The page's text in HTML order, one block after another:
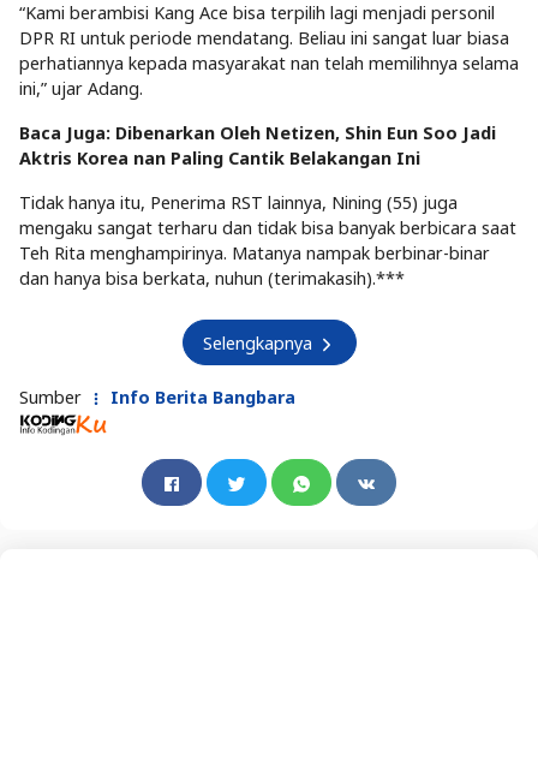
“Kami berambisi Kang Ace bisa terpilih lagi menjadi personil
DPR RI untuk periode mendatang. Beliau ini sangat luar biasa
perhatiannya kepada masyarakat nan telah memilihnya selama
ini,” ujar Adang.
Baca Juga: Dibenarkan Oleh Netizen, Shin Eun Soo Jadi
Aktris Korea nan Paling Cantik Belakangan Ini
Tidak hanya itu, Penerima RST lainnya, Nining (55) juga
mengaku sangat terharu dan tidak bisa banyak berbicara saat
Teh Rita menghampirinya. Matanya nampak berbinar-binar
dan hanya bisa berkata, nuhun (terimakasih).***
Selengkapnya
Sumber Info Berita Bangbara